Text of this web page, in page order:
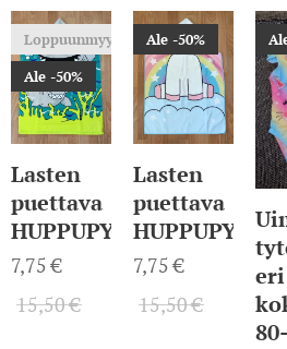
Lasten
puettava
HUPPUPYYHE
Loppuunmyyty
Ale -50%
7,75€
15,50€
Lasten
puettava
HUPPUPYYHE
Ale -50%
7,75€
15,50€
eri